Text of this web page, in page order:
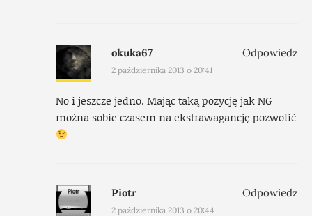
okuka67
2 października 2013 o 20:41
No i jeszcze jedno. Mając taką pozycję jak NG
można sobie czasem na ekstrawagancję pozwolić
Odpowiedz
Piotr
2 października 2013 o 20:44
Odpowiedz